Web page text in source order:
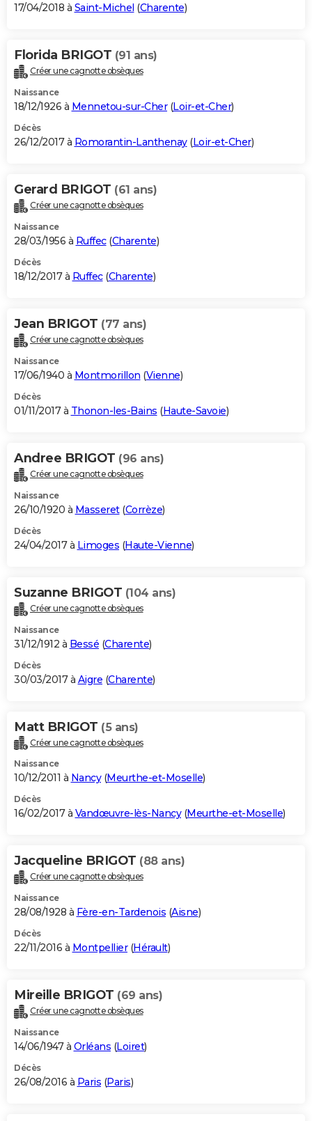
17/04/2018 à Saint-Michel (Charente)
Florida BRIGOT (91 ans)
Créer une cagnotte obsèques
Naissance
18/12/1926 à Mennetou-sur-Cher(Loir-et-Cher)
Décès
26/12/2017 à Romorantin-Lanthenay(Loir-et-Cher)
Gerard BRIGOT (61 ans)
Créer une cagnotte obsèques
Naissance
28/03/1956 à Ruffec(Charente)
Décès
18/12/2017 à Ruffec(Charente)
Jean BRIGOT (77 ans)
Créer une cagnotte obsèques
Naissance
17/06/1940 à Montmorillon (Vienne)
Décès
01/11/2017 à Thonon-les-Bains (Haute-Savoie)
Andree BRIGOT (96 ans)
Créer une cagnotte obsèques
Naissance
26/10/1920 à Masseret(Corrèze)
Décès
24/04/2017 à Limoges (Haute-Vienne)
Suzanne BRIGOT (104 ans)
Créer une cagnotte obsèques
Naissance
31/12/1912 à Bessé (Charente)
Décès
30/03/2017 à Aigre (Charente)
Matt BRIGOT (5 ans)
Créer une cagnotte obsèques
Naissance
10/12/2011 à Nancy(Meurthe-et-Moselle)
Décès
16/02/2017 à Vandœuvre-lès-Nancy(Meurthe-et-Moselle)
Jacqueline BRIGOT (88 ans)
Créer une cagnotte obsèques
Naissance
28/08/1928 à Fère-en-Tardenois (Aisne)
Décès
22/11/2016 à Montpellier(Hérault)
Mireille BRIGOT (69 ans)
Créer une cagnotte obsèques
Naissance
14/06/1947 à Orléans (Loiret)
Décès
26/08/2016 à Paris (Paris)